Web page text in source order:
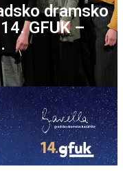
dramsko
GFUK –